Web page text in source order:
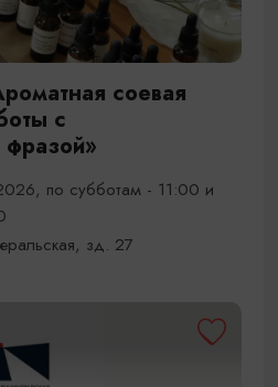
соевая
с
по субботам - 11:00 и
зд. 27